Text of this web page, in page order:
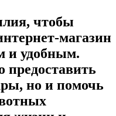
чтобы
магазин
и удобным.
предоставить
но и помочь